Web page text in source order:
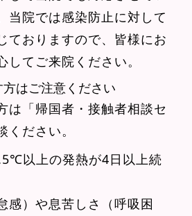
当院では感染防止に対して
ておりますので、皆様にお
してご来院ください。
はご注意ください
は「帰国者・接触者相談セ
ください。
以上の発熱が4日以上続
感）や息苦しさ（呼吸困